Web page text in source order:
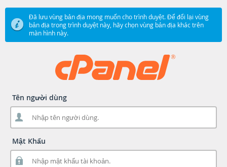
Đã lưu vùng bản địa mong muốn cho trình duyệt. Để đổi lại vùng
bản địa trong trình duyệt này, hãy chọn vùng bản địa khác trên
màn hình này.
Tên người dùng
Mật Khẩu